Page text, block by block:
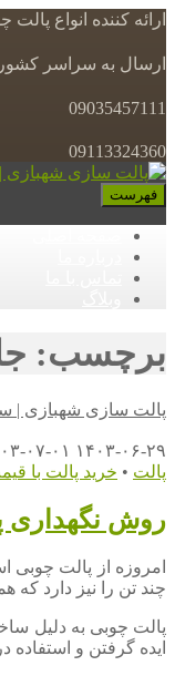
ارائه کننده انواع
ارسال به سراسر کشور
09035457111
09113324360
فهرست
برچسب:
پالت سازی شهبازی |
۱۴۰۳-۰۶-۲۹ ۱۴۰۳-
پالت • خرید پالت با
روش نگهداری
امروزه از پالت چوبی
چند تن را نیز دارد که
پالت چوبی به دلیل
ایده گرفتن و استفاده